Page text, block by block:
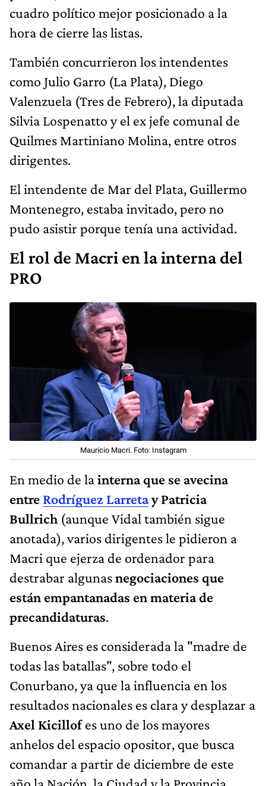
cuadro político mejor posicionado a la
hora de cierre las listas.
También concurrieron los intendentes
como Julio Garro (La Plata), Diego
Valenzuela (Tres de Febrero), la diputada
Silvia Lospenatto y el ex jefe comunal de
Quilmes Martiniano Molina, entre otros
dirigentes.
El intendente de Mar del Plata, Guillermo
Montenegro, estaba invitado, pero no
pudo asistir porque tenía una actividad.
El rol de Macri en la interna del
PRO
Mauricio Macri. Foto: Instagram
En medio de lainterna que se avecina
entre Rodríguez Larretay Patricia
Bullrich (aunque Vidal también sigue
anotada), varios dirigentes le pidieron a
Macri que ejerza de ordenador para
destrabar algunasnegociaciones que
están empantanadas en materia de
precandidaturas.
Buenos Aires es considerada la "madre de
todas las batallas", sobre todo el
Conurbano, ya que la influencia en los
resultados nacionales es clara y desplazar a
Axel Kicillofes uno de los mayores
anhelos del espacio opositor, que busca
comandar a partir de diciembre de este